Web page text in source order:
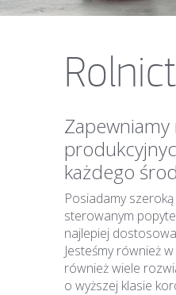
każdego
Posiadamy
sterowanym
najlepiej
Jesteśmy również
również wiele
o wyższej klasie